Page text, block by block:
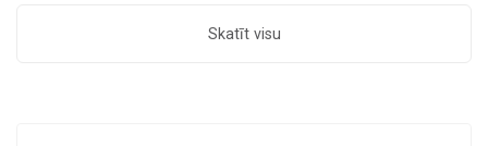
Skatīt visu